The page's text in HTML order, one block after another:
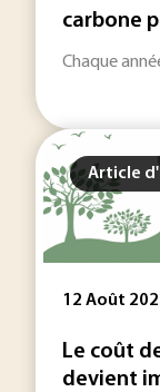
carbone
Chaque
Article
12 Août
Le coût
devient